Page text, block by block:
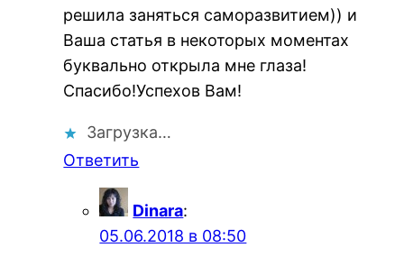
решила заняться саморазвитием)) и
Ваша статья в некоторых моментах
буквально открыла мне глаза!
Спасибо!Успехов Вам!
Загрузка…
Ответить
Dinara:
05.06.2018 в 08:50